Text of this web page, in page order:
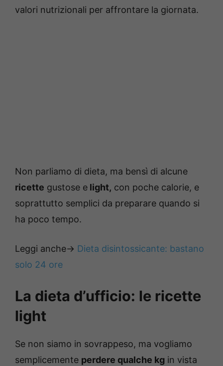
valori nutrizionali per affrontare la giornata.
Non parliamo di dieta, ma bensì di alcune
ricette gustose e light, con poche calorie, e
soprattutto semplici da preparare quando si
ha poco tempo.
Leggi anche-> Dieta disintossicante: bastano
solo 24 ore
La dieta d’ufficio: le ricette
light
Se non siamo in sovrappeso, ma vogliamo
semplicemente perdere qualche kg in vista